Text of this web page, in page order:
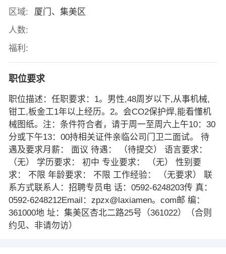
区域:
厦门、集美区
人数:
福利:
职位要求
职位描述：任职要求：1。男性,48周岁以下,从事机械,
钳工,板金工1年以上经历。2。会CO2保护焊,能看懂机
械图纸。注：条件符合者，请于周一至周六上午10：30
分或下午13：00持相关证件亲临公司门卫二面试。 待
遇及要求月薪： 面议 待遇： （待提交） 语言要求：
（无） 学历要求： 初中 专业要求： （无） 性别要
求： 不限 年龄要求： 不限 工作经验： （无要求） 联
系方式联系人：招聘专员电 话：0592-6248203传 真：
0592-6248212Email：zpzx@laxiamen。com邮 编：
361000地 址：集美区杏北二路25号（361022）（合则
约见、非请勿访）